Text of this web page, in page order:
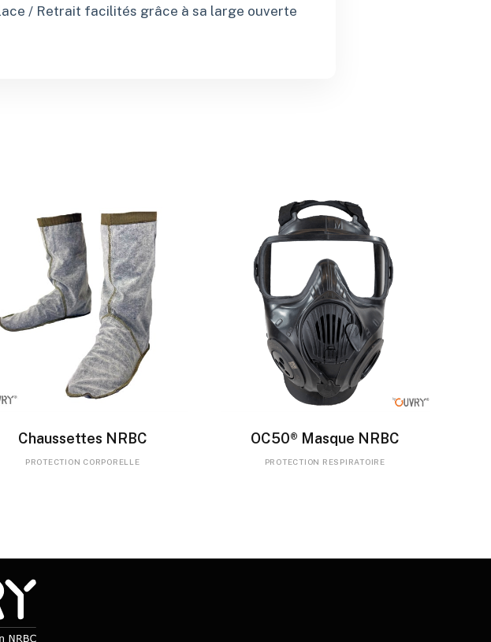
/ Retrait facilités grâce à sa large ouverte
Chaussettes NRBC
PROTECTION CORPORELLE
OC50® Masque NRBC
PROTECTION RESPIRATOIRE